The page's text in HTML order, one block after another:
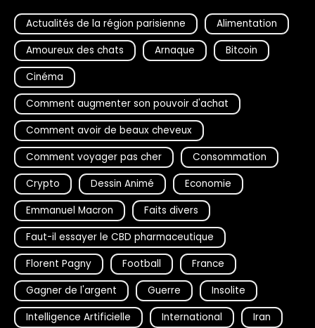
Actualités de la région parisienne
Alimentation
Amoureux des chats
Arnaque
Bitcoin
Cinéma
Comment augmenter son pouvoir d'achat
Comment avoir de beaux cheveux
Comment voyager pas cher
Consommation
Crypto
Dessin Animé
Economie
Emmanuel Macron
Faits divers
Faut-il essayer le CBD pharmaceutique
Florent Pagny
Football
France
Gagner de l'argent
Guerre
Insolite
Intelligence Artificielle
International
Iran